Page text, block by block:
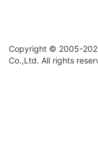
Copyright © 2005-
Co.,Ltd. All rights